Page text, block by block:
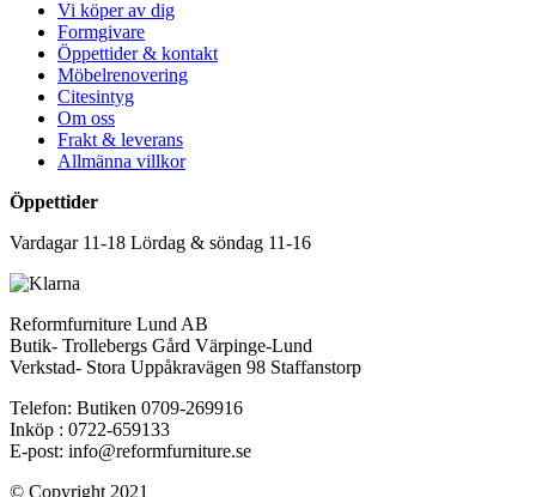
Vi köper av dig
Formgivare
Öppettider & kontakt
Möbelrenovering
Citesintyg
Om oss
Frakt & leverans
Allmänna villkor
Öppettider
Vardagar 11-18 Lördag & söndag 11-16
Reformfurniture Lund AB
Butik- Trollebergs Gård Värpinge-Lund
Verkstad- Stora Uppåkravägen 98 Staffanstorp
Telefon: Butiken 0709-269916
Inköp : 0722-659133
E-post: info@reformfurniture.se
© Copyright 2021